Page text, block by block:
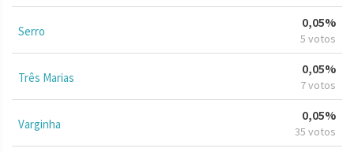
Serro
0,05%
5 votos
Três Marias
0,05%
7 votos
Varginha
0,05%
35 votos